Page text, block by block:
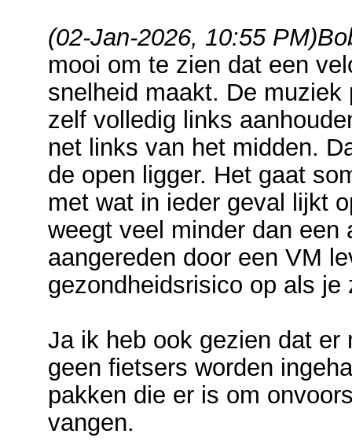
(02-Jan-2026, 10:55 PM)
mooi om te zien dat een
snelheid maakt. De
zelf volledig links
net links van het midden.
de open ligger. Het gaat
met wat in ieder geval lijkt
weegt veel minder dan een
aangereden door een VM
gezondheidsrisico op als je
Ja ik heb ook gezien dat er
geen fietsers worden
pakken die er is om
vangen.